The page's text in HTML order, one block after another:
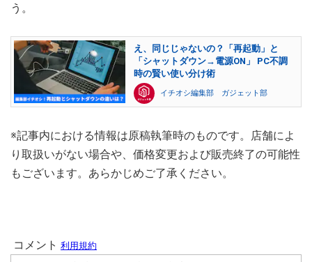
う。
え、同じじゃないの？「再起動」と
「シャットダウン→電源ON」 PC不調
時の賢い使い分け術
イチオシ編集部 ガジェット部
※記事内における情報は原稿執筆時のものです。店舗によ
り取扱いがない場合や、価格変更および販売終了の可能性
もございます。あらかじめご了承ください。